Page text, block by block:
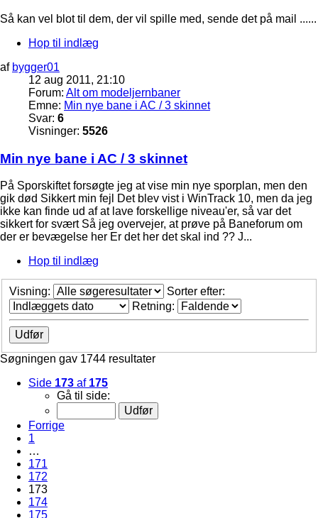
Så kan vel blot til dem, der vil spille med, sende det på mail ......
Hop til indlæg
af bygger01
12 aug 2011, 21:10
Forum: Alt om modeljernbaner
Emne: Min nye bane i AC / 3 skinnet
Svar: 6
Visninger: 5526
Min nye bane i AC / 3 skinnet
På Sporskiftet forsøgte jeg at vise min nye sporplan, men den
gik død Sikkert min fejl Det blev vist i WinTrack 10, men da jeg
ikke kan finde ud af at lave forskellige niveau'er, så var det
sikkert for svært Så jeg overvejer, at prøve på Baneforum om
der er bevægelse her Er det her det skal ind ?? J...
Hop til indlæg
Visning:
Sorter efter:
Retning:
Søgningen gav 1744 resultater
Side 173 af 175
Gå til side:
Forrige
1
…
171
172
173
174
175